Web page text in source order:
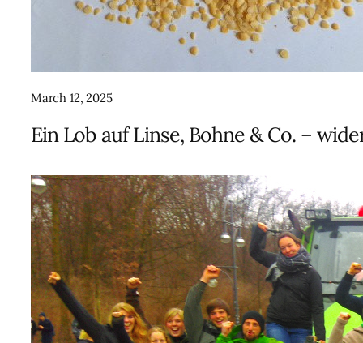
March 12, 2025
Ein Lob auf Linse, Bohne & Co. –